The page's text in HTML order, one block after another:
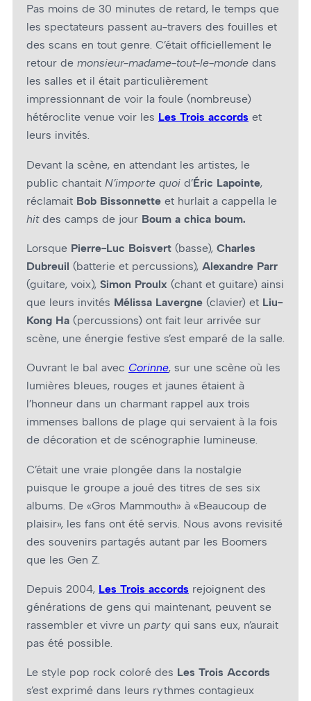
Pas moins de 30 minutes de retard, le temps que
les spectateurs passent au-travers des fouilles et
des scans en tout genre. C’était officiellement le
retour de monsieur-madame-tout-le-monde dans
les salles et il était particulièrement
impressionnant de voir la foule (nombreuse)
hétéroclite venue voir les Les Trois accords et
leurs invités.
Devant la scène, en attendant les artistes, le
public chantait N’importe quoi d’Éric Lapointe,
réclamait Bob Bissonnette et hurlait a cappella le
hitdes camps de jour Boum a chica boum.
Lorsque Pierre-Luc Boisvert (basse), Charles
Dubreuil (batterie et percussions), Alexandre Parr
(guitare, voix), Simon Proulx (chant et guitare) ainsi
que leurs invités Mélissa Lavergne (clavier) et Liu-
Kong Ha (percussions) ont fait leur arrivée sur
scène, une énergie festive s’est emparé de la salle.
Ouvrant le bal avec Corinne, sur une scène où les
lumières bleues, rouges et jaunes étaient à
l’honneur dans un charmant rappel aux trois
immenses ballons de plage qui servaient à la fois
de décoration et de scénographie lumineuse.
C’était une vraie plongée dans la nostalgie
puisque le groupe a joué des titres de ses six
albums. De «Gros Mammouth» à «Beaucoup de
plaisir», les fans ont été servis. Nous avons revisité
des souvenirs partagés autant par les Boomers
que les Gen Z.
Depuis 2004, Les Trois accords rejoignent des
générations de gens qui maintenant, peuvent se
rassembler et vivre un party qui sans eux, n’aurait
pas été possible.
Le style pop rock coloré des Les Trois Accords
s’est exprimé dans leurs rythmes contagieux